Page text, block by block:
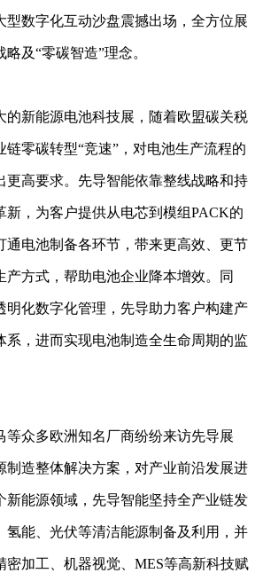
型数字化互动沙盘震撼出场，全方位展
及“零碳智造”理念。
的新能源电池科技展，随着欧盟碳关税
链零碳转型“竞速”，对电池生产流程的
更高要求。先导智能依靠整线战略和持
新，为客户提供从电芯到模组PACK的
通电池制备各环节，带来更高效、更节
产方式，帮助电池企业降本增效。同
明化数字化管理，先导助力客户构建产
系，进而实现电池制造全生命周期的监
等众多欧洲知名厂商纷纷来访先导展
制造整体解决方案，对产业前沿发展进
新能源领域，先导智能坚持全产业链发
氢能、光伏等清洁能源制备及利用，并
密加工、机器视觉、MES等高新科技赋